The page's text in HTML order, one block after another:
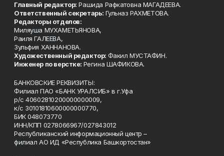
Главный редактор: Рашида Рафкатовна МАГАДЕЕВА.
Ответственный секретарь: Гульназ РАХМЕТОВА.
Редакторы отделов:
Миляуша МУХАМЕТЬЯНОВА,
Раиля ГАЛЕЕВА,
Зульфия ХАННАНОВА.
Художественный редактор: Факил МУСТАФИН.
Инженер по верстке: Регина ШАФИКОВА.
БАНКОВСКИЕ РЕКВИЗИТЫ:
Филиал ПАО «БАНК УРАЛСИБ» в г.Уфа
р/с 40602810200000000009,
к/с 30101810600000000770,
БИК 048073770
ИНН/КПП 0278066967/027843012
Республиканский информационный центр –
филиал АО ИД «Республика Башкортостан»